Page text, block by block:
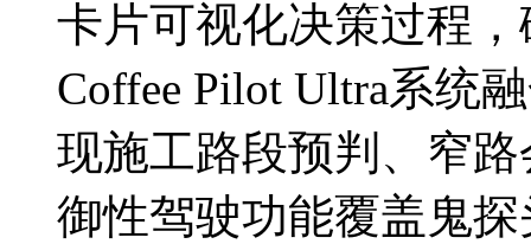
卡片可视化决策过程
Coffee Pilot Ultra系统
现施工路段预判、窄
御性驾驶功能覆盖鬼